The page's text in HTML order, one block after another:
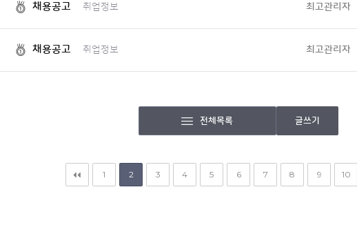
채용공고 취업정보 최고관리자
채용공고 취업정보 최고관리자
전체목록 글쓰기
1 2 3 4 5 6 7 8 9 10